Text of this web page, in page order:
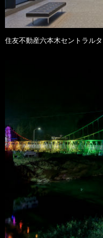
住友不動産六本木セントラル